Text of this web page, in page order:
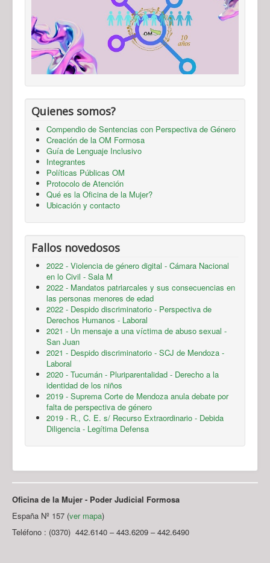
Quienes somos?
Compendio de Sentencias con Perspectiva de Género
Creación de la OM Formosa
Guía de Lenguaje Inclusivo
Integrantes
Políticas Públicas OM
Protocolo de Atención
Qué es la Oficina de la Mujer?
Ubicación y contacto
Fallos novedosos
2022 - Violencia de género digital - Cámara Nacional
en lo Civil - Sala M
2022 - Mandatos patriarcales y sus consecuencias en
las personas menores de edad
2022 - Despido discriminatorio - Perspectiva de
Derechos Humanos - Laboral
2021 - Un mensaje a una víctima de abuso sexual -
San Juan
2021 - Despido discriminatorio - SCJ de Mendoza -
Laboral
2020 - Tucumán - Pluriparentalidad - Derecho a la
identidad de los niños
2019 - Suprema Corte de Mendoza anula debate por
falta de perspectiva de género
2019 - R., C. E. s/ Recurso Extraordinario - Debida
Diligencia - Legítima Defensa
Oficina de la Mujer - Poder Judicial Formosa
España Nº 157 (ver mapa)
Teléfono : (0370) 442.6140 – 443.6209 – 442.6490